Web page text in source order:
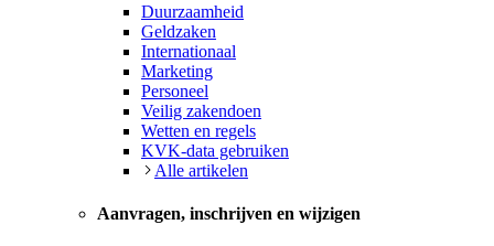
Duurzaamheid
Geldzaken
Internationaal
Marketing
Personeel
Veilig zakendoen
Wetten en regels
KVK-data gebruiken
Alle artikelen
Aanvragen, inschrijven en wijzigen